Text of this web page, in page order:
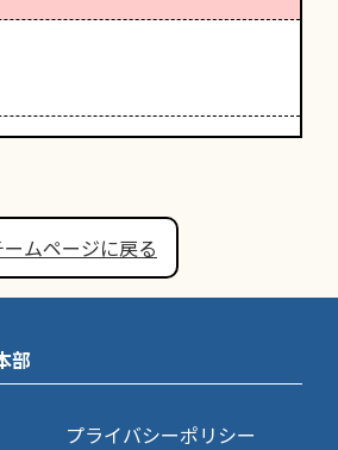
ームページに戻る
部
プライバシーポリシー